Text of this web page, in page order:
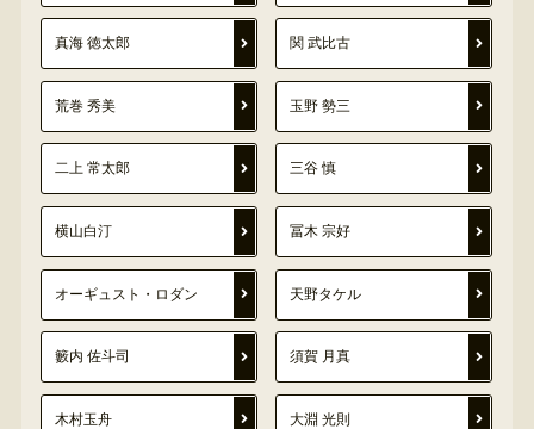
真海 徳太郎 関 武比古
荒巻 秀美 玉野 勢三
二上 常太郎 三谷 慎
横山白汀 冨木 宗好
オーギュスト・ロダン 天野タケル
籔内 佐斗司 須賀 月真
木村玉舟 大淵 光則